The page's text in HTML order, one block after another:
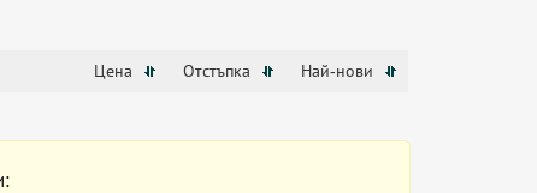
Цена Отстъпка Най-нови